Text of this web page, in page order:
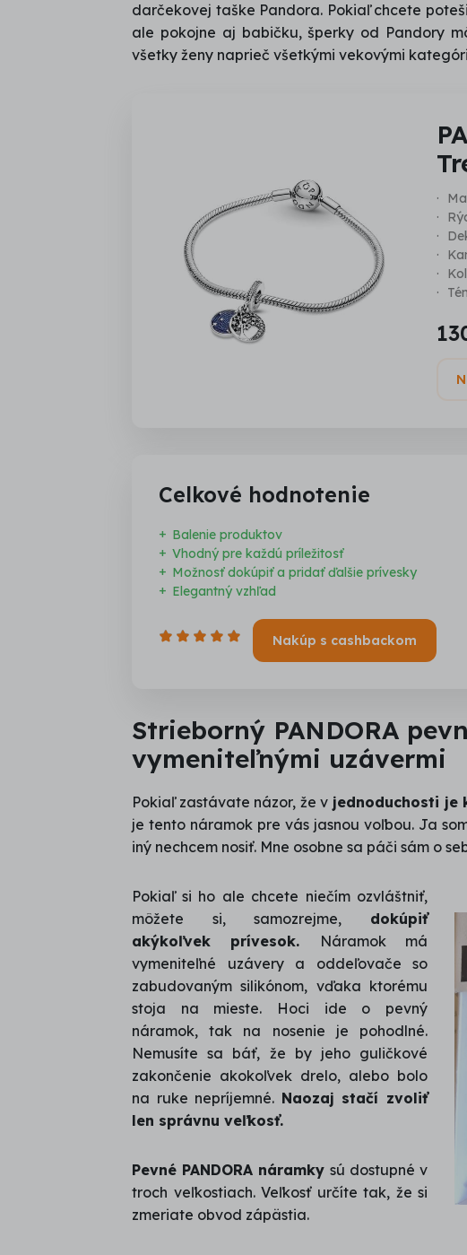
darčekovej taške Pandora. Pokiaľ chcete
ale pokojne aj babičku, šperky od Pandory
všetky ženy naprieč všetkými vekovými
Celkové hodnotenie
Balenie produktov
Vhodný pre každú príležitosť
Možnosť dokúpiť a pridať ďalšie prívesky
Elegantný vzhľad
5
Nakúp s cashbackom
Strieborný PANDORA
vymeniteľnými uzávermi
Pokiaľ zastávate názor, že v jednoduchosti je
je tento náramok pre vás jasnou voľbou. Ja
iný nechcem nosiť. Mne osobne sa páči sám o
Pokiaľ si ho ale chcete niečím ozvláštniť,
môžete si, samozrejme, dokúpiť
akýkoľvek prívesok.
Náramok má
vymeniteľné uzávery a oddeľovače so
zabudovaným silikónom, vďaka ktorému
stoja na mieste. Hoci ide o pevný
náramok, tak na nosenie je pohodlné.
Nemusíte sa báť, že by jeho guličkové
zakončenie akokoľvek drelo, alebo bolo
na ruke nepríjemné. Naozaj stačí zvoliť
len správnu veľkosť.
Pevné PANDORA náramky sú dostupné v
troch veľkostiach. Veľkosť určíte tak, že si
zmeriate obvod zápästia.